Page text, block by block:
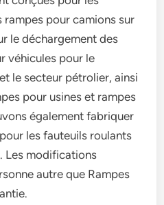
pour camions sur
le déchargement des
véhicules pour le
le secteur pétrolier, ainsi
pour usines et rampes
également fabriquer
les fauteuils roulants
Les modifications
autre que Rampes